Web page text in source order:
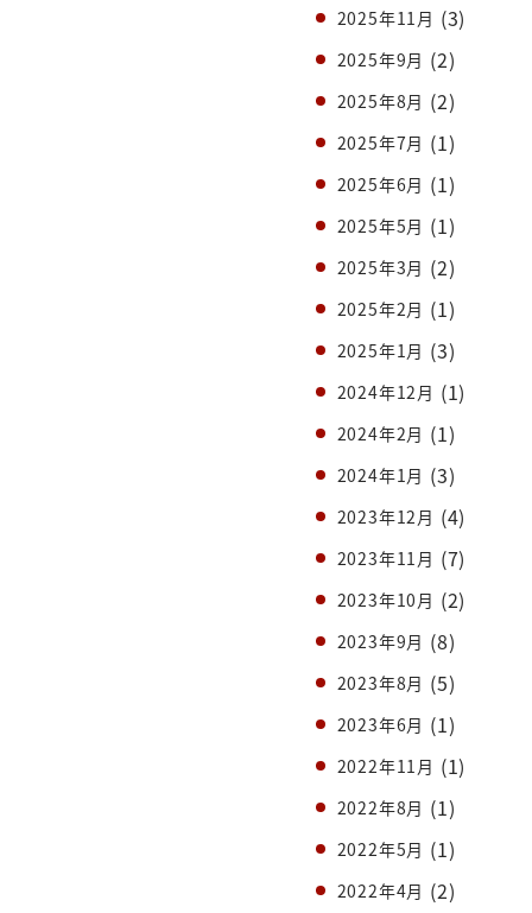
2025年11月 (3)
2025年9月 (2)
2025年8月 (2)
2025年7月 (1)
2025年6月 (1)
2025年5月 (1)
2025年3月 (2)
2025年2月 (1)
2025年1月 (3)
2024年12月 (1)
2024年2月 (1)
2024年1月 (3)
2023年12月 (4)
2023年11月 (7)
2023年10月 (2)
2023年9月 (8)
2023年8月 (5)
2023年6月 (1)
2022年11月 (1)
2022年8月 (1)
2022年5月 (1)
2022年4月 (2)